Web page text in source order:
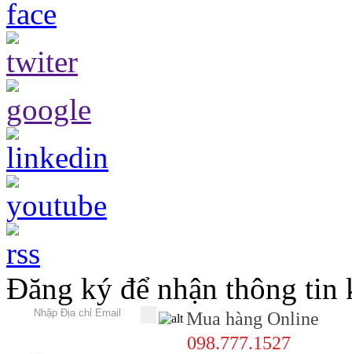
Đăng ký để nhận thông tin
Mua hàng Online
098.777.1527